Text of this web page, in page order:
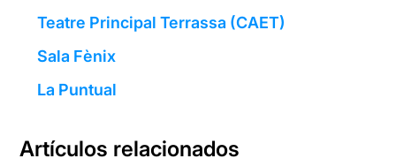
Teatre Principal Terrassa (CAET)
Sala Fènix
La Puntual
Artículos relacionados